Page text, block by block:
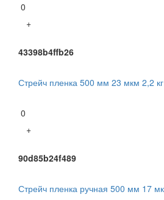
0
+
43398b4ffb26
Стрейч пленка 500 мм 23 мкм 2,2
0
+
90d85b24f489
Стрейч пленка ручная 500 мм 17